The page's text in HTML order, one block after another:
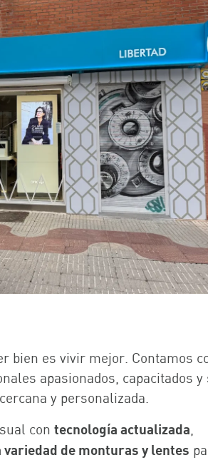
bien es vivir mejor. Contamos
apasionados, capacitados y
y personalizada.
con tecnología actualizada
de monturas y lentes